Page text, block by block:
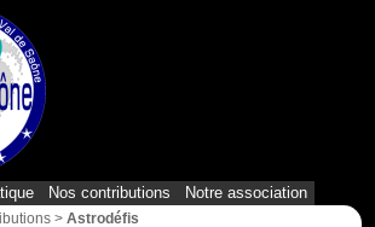
Nos contributions Notre association
> Astrodéfis